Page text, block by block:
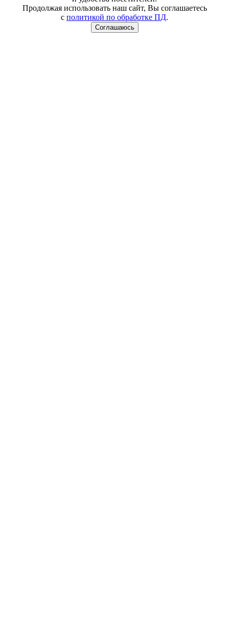
Продолжая использовать наш сайт, Вы соглашаетесь
с политикой по обработке ПД.
Соглашаюсь